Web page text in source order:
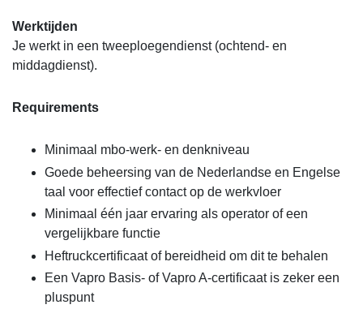
Werktijden
Je werkt in een tweeploegendienst (ochtend- en
middagdienst).
Requirements
Minimaal mbo-werk- en denkniveau
Goede beheersing van de Nederlandse en Engelse
taal voor effectief contact op de werkvloer
Minimaal één jaar ervaring als operator of een
vergelijkbare functie
Heftruckcertificaat of bereidheid om dit te behalen
Een Vapro Basis- of Vapro A-certificaat is zeker een
pluspunt